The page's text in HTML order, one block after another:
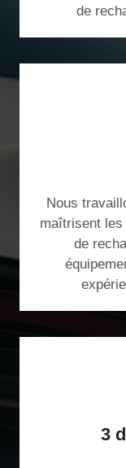
de
Nous
maîtrisent les
de
3